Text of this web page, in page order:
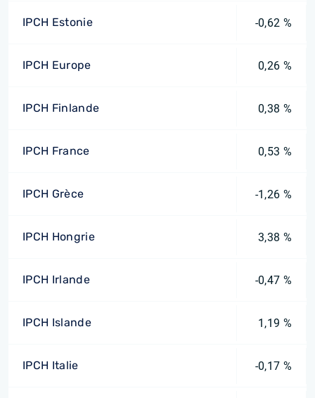
IPCH Estonie -0,62 %
IPCH Europe 0,26 %
IPCH Finlande 0,38 %
IPCH France 0,53 %
IPCH Grèce -1,26 %
IPCH Hongrie 3,38 %
IPCH Irlande -0,47 %
IPCH Islande 1,19 %
IPCH Italie -0,17 %